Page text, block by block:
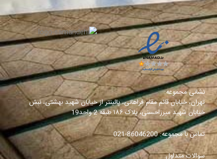
نشانی مجموعه:
تهران، خیابان قائم مقام فراهانی، پائینتر از خیابان شهید بهشتی، نبش
خیابان شهید میرزاحسنی، پلاک ۱۸۶ طبقه 2 واحد19
تماس با مجموعه:86046200-021
سوالات متداول